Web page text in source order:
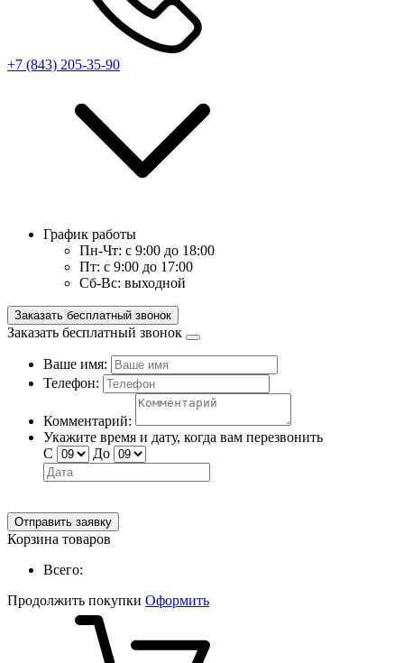
+7 (843) 205-35-90
График работы
Пн-Чт: с 9:00 до 18:00
Пт: с 9:00 до 17:00
Сб-Вс: выходной
Заказать бесплатный звонок
Заказать бесплатный звонок
Ваше имя:
Телефон:
Комментарий:
Укажите время и дату, когда вам перезвонить
С
До
Отправить заявку
Корзина товаров
Всего:
Продолжить покупки Оформить